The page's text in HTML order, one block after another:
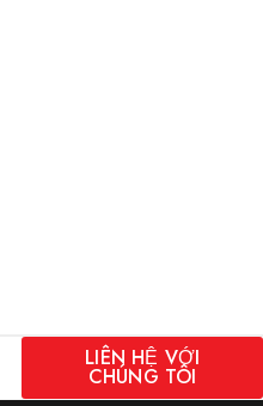
LIÊN HỆ VỚI
CHÚNG TÔI